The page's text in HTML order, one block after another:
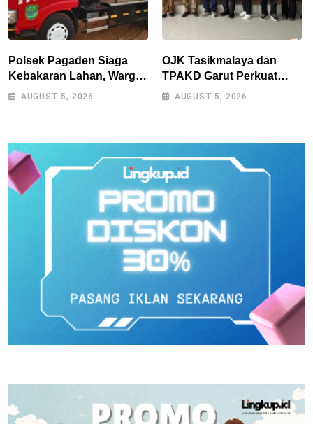
Polsek Pagaden Siaga
Kebakaran Lahan, Warga
Diimbau Tak Bakar
AUGUST 5, 2026
OJK Tasikmalaya dan
TPAKD Garut Perkuat
UMKM melalui Program
AUGUST 5, 2026